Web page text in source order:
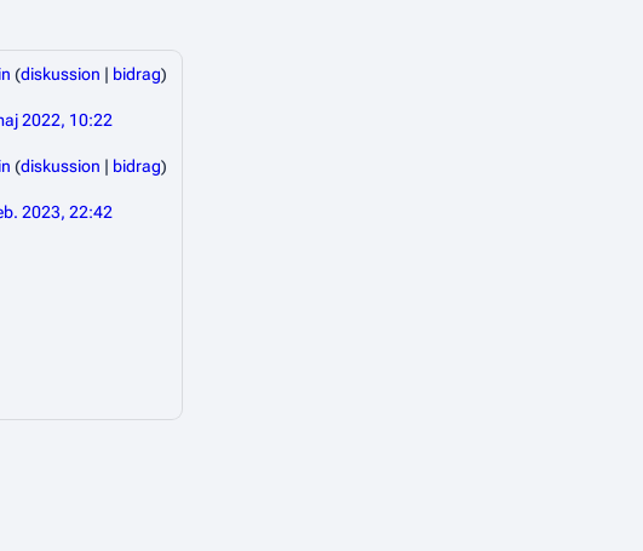
(diskussion | bidrag)
2022, 10:22
(diskussion | bidrag)
2023, 22:42